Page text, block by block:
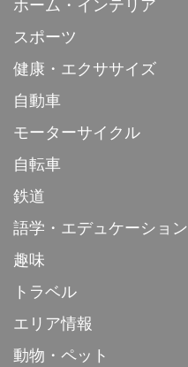
ホーム・インテリア
スポーツ
健康・エクササイズ
自動車
モーターサイクル
自転車
鉄道
語学・エデュケーション
趣味
トラベル
エリア情報
動物・ペット